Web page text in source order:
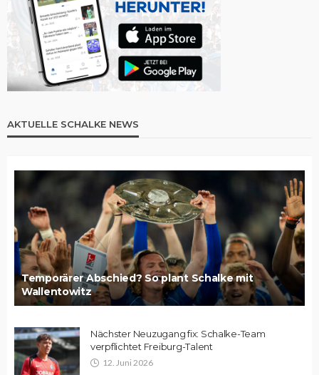
AKTUELLE SCHALKE NEWS
Temporärer Abschied? So plant Schalke mit
Wallentowitz
Nächster Neuzugang fix: Schalke-Team
verpflichtet Freiburg-Talent
12. Juni 2026